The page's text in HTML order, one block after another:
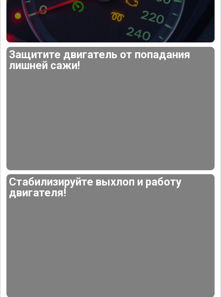
Защитите двигатель от попадания
лишней сажи!
Стабилизируйте выхлоп и работу
двигателя!